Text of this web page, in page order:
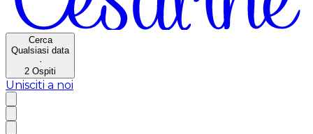
Cerca
Qualsiasi data
·
2 Ospiti
Unisciti a noi